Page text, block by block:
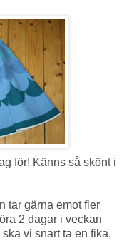
för! Känns så skönt i
tar gärna emot fler
2 dagar i veckan
vi snart ta en fika,